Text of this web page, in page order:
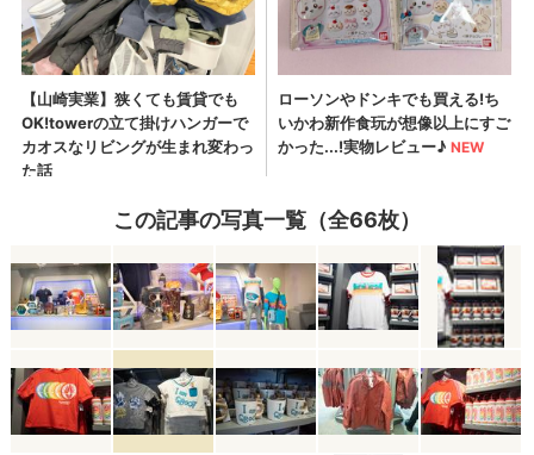
この記事の写真一覧（全66枚）